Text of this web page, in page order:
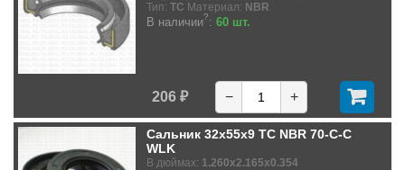
Тип: TC Материал: NBR
В наличии?: 60 шт.
206 ₽ − +
Сальник 32x55x9 TC NBR 70-C-C
WLK
В дюймах: 1.260x2.165x0.354